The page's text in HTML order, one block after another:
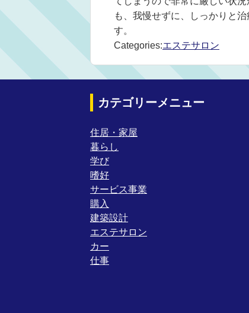
も、我慢せずに、しっかりと
す。
Categories:エステサロン
カテゴリーメニュー
住居・家屋
暮らし
学び
嗜好
サービス事業
購入
建築設計
エステサロン
カー
仕事